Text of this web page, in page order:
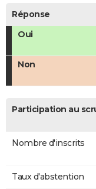
Réponse
Oui
Non
Participation au
Nombre d'inscrits
Taux d'abstention